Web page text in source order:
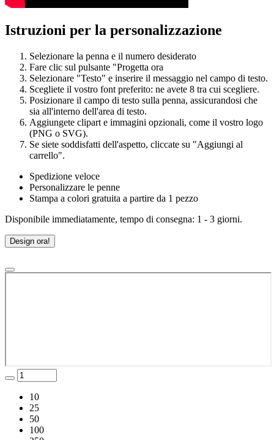
Istruzioni per la personalizzazione
Selezionare la penna e il numero desiderato
Fare clic sul pulsante "Progetta ora
Selezionare "Testo" e inserire il messaggio nel campo di testo.
Scegliete il vostro font preferito: ne avete 8 tra cui scegliere.
Posizionare il campo di testo sulla penna, assicurandosi che
sia all'interno dell'area di testo.
Aggiungete clipart e immagini opzionali, come il vostro logo
(PNG o SVG).
Se siete soddisfatti dell'aspetto, cliccate su "Aggiungi al
carrello".
Spedizione veloce
Personalizzare le penne
Stampa a colori gratuita a partire da 1 pezzo
Disponibile immediatamente, tempo di consegna: 1 - 3 giorni.
Design ora!
10
25
50
100